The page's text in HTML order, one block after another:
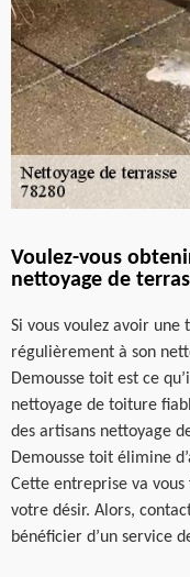
Voulez-vous
nettoyage de
Si vous voulez avoir
régulièrement à son
Demousse toit est ce
nettoyage de toiture
des artisans nettoyage
Demousse toit élimine
Cette entreprise va
votre désir. Alors,
bénéficier d’un service